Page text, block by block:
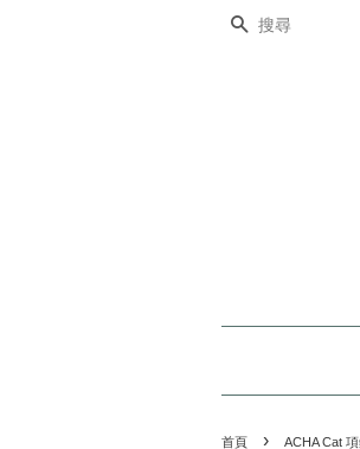
搜尋
首頁 › ACHA Cat